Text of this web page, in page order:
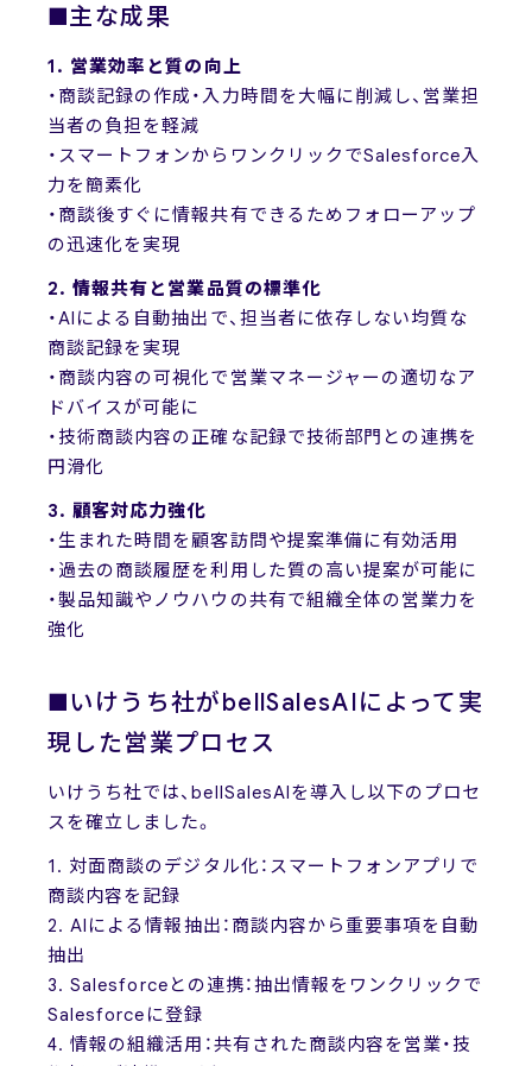
■主な成果
1. 営業効率と質の向上
・商談記録の作成・入力時間を大幅に削減し、営業担
当者の負担を軽減
・スマートフォンからワンクリックでSalesforce入
力を簡素化
・商談後すぐに情報共有できるためフォローアップ
の迅速化を実現
2. 情報共有と営業品質の標準化
・AIによる自動抽出で、担当者に依存しない均質な
商談記録を実現
・商談内容の可視化で営業マネージャーの適切なア
ドバイスが可能に
・技術商談内容の正確な記録で技術部門との連携を
円滑化
3. 顧客対応力強化
・生まれた時間を顧客訪問や提案準備に有効活用
・過去の商談履歴を利用した質の高い提案が可能に
・製品知識やノウハウの共有で組織全体の営業力を
強化
■いけうち社がbellSalesAIによって実
現した営業プロセス
いけうち社では、bellSalesAIを導入し以下のプロセ
スを確立しました。
1. 対面商談のデジタル化：スマートフォンアプリで
商談内容を記録
2. AIによる情報抽出：商談内容から重要事項を自動
抽出
3. Salesforceとの連携：抽出情報をワンクリックで
Salesforceに登録
4. 情報の組織活用：共有された商談内容を営業・技